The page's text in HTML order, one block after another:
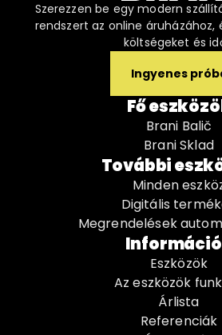
Szerezzen be egy modern
rendszert az online
költségeket és
Ingyenes
Fő
Brani Balič
Brani Sklad
További
Minden
Digitális
Megrendelések
Eszközök
Az eszközök
Árlista
Referenciák